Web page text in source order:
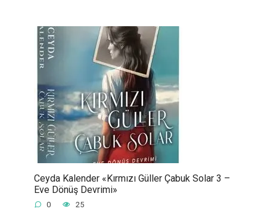
Ceyda Kalender «Kırmızı Güller Çabuk Solar 3 –
Eve Dönüş Devrimi»
0 25